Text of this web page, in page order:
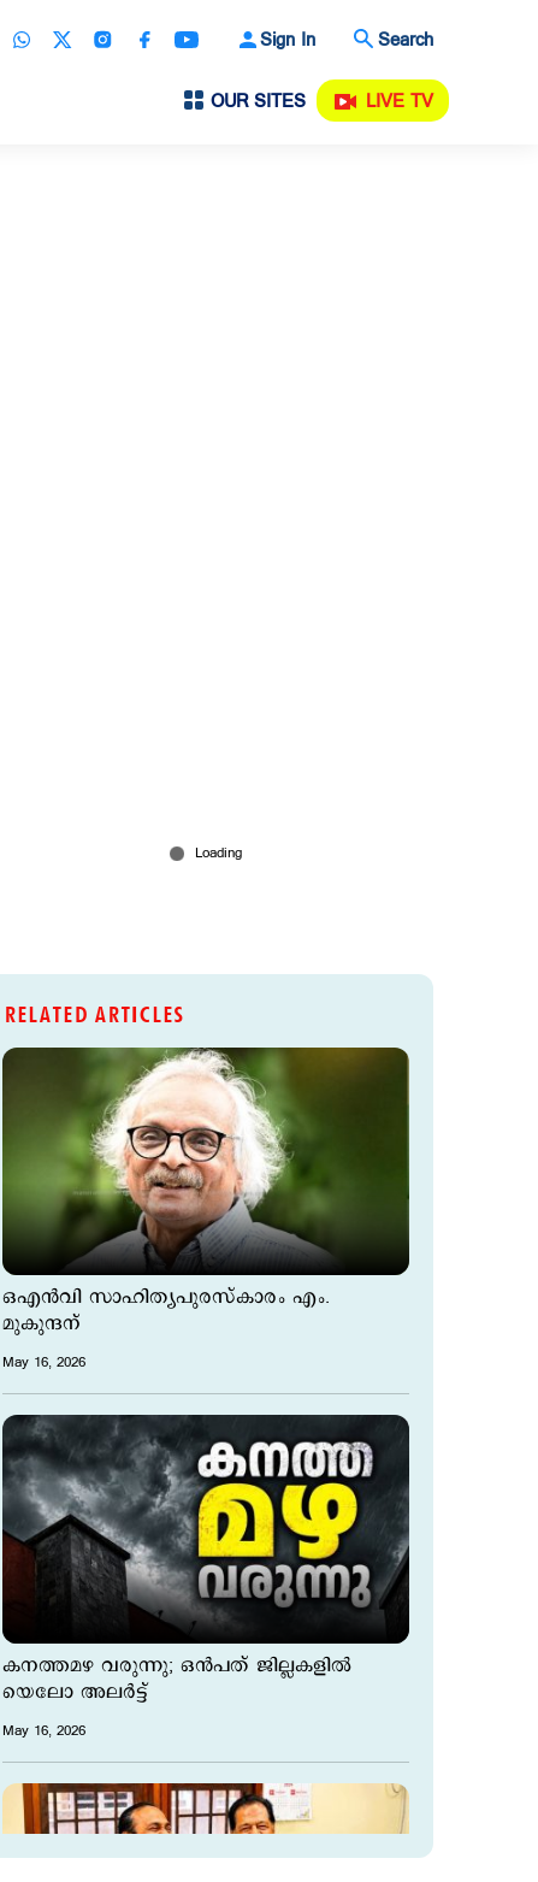
Sign In Search
OUR SITES LIVE TV
RELATED ARTICLES
ഒഎൻവി സാഹിത്യപുരസ്കാരം എം.
മുകുന്ദന്
May 16, 2026
കനത്തമഴ വരുന്നു; ഒന്‍പത് ജില്ലകളില്‍
യെലോ അലര്‍ട്ട്
May 16, 2026